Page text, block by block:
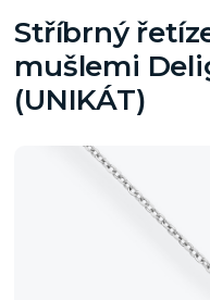
Stříbrný
mušlemi
(UNIKÁT)